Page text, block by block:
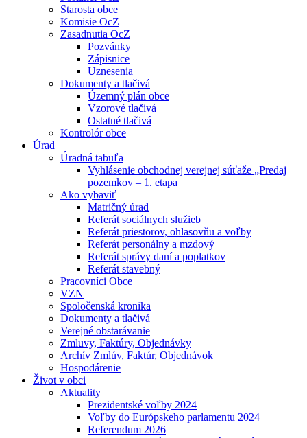
Starosta obce
Komisie OcZ
Zasadnutia OcZ
Pozvánky
Zápisnice
Uznesenia
Dokumenty a tlačivá
Územný plán obce
Vzorové tlačivá
Ostatné tlačivá
Kontrolór obce
Úrad
Úradná tabuľa
Vyhlásenie obchodnej verejnej súťaže „Predaj
pozemkov – 1. etapa
Ako vybaviť
Matričný úrad
Referát sociálnych služieb
Referát priestorov, ohlasovňu a voľby
Referát personálny a mzdový
Referát správy daní a poplatkov
Referát stavebný
Pracovníci Obce
VZN
Spoločenská kronika
Dokumenty a tlačivá
Verejné obstarávanie
Zmluvy, Faktúry, Objednávky
Archív Zmlúv, Faktúr, Objednávok
Hospodárenie
Život v obci
Aktuality
Prezidentské voľby 2024
Voľby do Európskeho parlamentu 2024
Referendum 2026